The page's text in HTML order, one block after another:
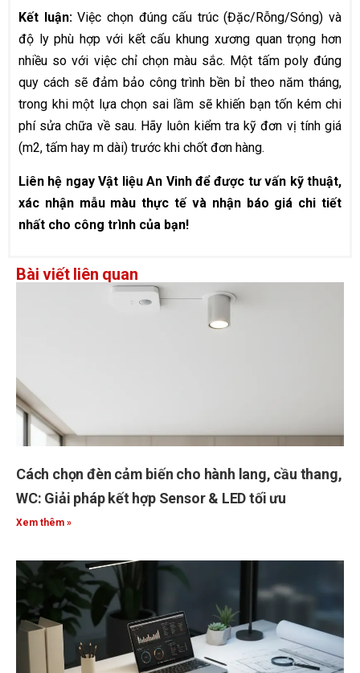
Kết luận:Việc chọn đúng cấu trúc (Đặc/Rỗng/Sóng) và
độ ly phù hợp với kết cấu khung xương quan trọng hơn
nhiều so với việc chỉ chọn màu sắc. Một tấm poly đúng
quy cách sẽ đảm bảo công trình bền bỉ theo năm tháng,
trong khi một lựa chọn sai lầm sẽ khiến bạn tốn kém chi
phí sửa chữa về sau. Hãy luôn kiểm tra kỹ đơn vị tính giá
(m2, tấm hay m dài) trước khi chốt đơn hàng.
Liên hệ ngay Vật liệu An Vinh để được tư vấn kỹ thuật,
xác nhận mẫu màu thực tế và nhận báo giá chi tiết
nhất cho công trình của bạn!
Bài viết liên quan
Cách chọn đèn cảm biến cho hành lang, cầu thang,
WC: Giải pháp kết hợp Sensor & LED tối ưu
Xem thêm »